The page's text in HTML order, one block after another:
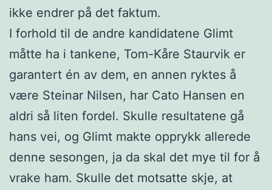
ikke endrer på det faktum.
I forhold til de andre kandidatene Glimt
måtte ha i tankene, Tom-Kåre Staurvik er
garantert én av dem, en annen ryktes å
være Steinar Nilsen, har Cato Hansen en
aldri så liten fordel. Skulle resultatene gå
hans vei, og Glimt makte opprykk allerede
denne sesongen, ja da skal det mye til for å
vrake ham. Skulle det motsatte skje, at